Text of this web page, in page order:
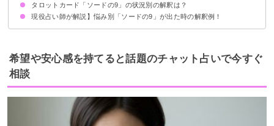
絵柄の示す意味
正位置が出た時の基本的な意味・解釈
逆位置が出た時の基本的な意味・解釈
タロットカード「ソードの9」の状況別の解釈は？
恋愛｜正位置が出た時
恋愛｜逆位置が出た時
相手の気持ち｜正位置が出た時
相手の気持ち｜逆位置が出た時
復縁｜正位置が出た時
復縁｜逆位置が出た時
片思いの未来｜正位置が出た時
片思いの未来｜逆位置が出た時
仕事｜正位置が出た時
仕事｜逆位置が出た時
人間関係｜正位置が出た時
人間関係｜逆位置が出た時
金運｜正位置が出た時
金運｜逆位置が出た時
現役占い師が解説】悩み別「ソードの9」が出た時の解釈例！
復縁の可能性について
今後の働き方について
今後の人生について
希望や安心感を持てると話題のチャット占いで今すぐ
相談